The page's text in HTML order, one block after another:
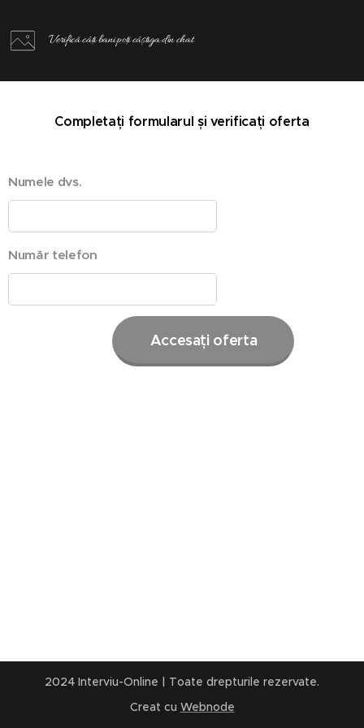
Verifică câți bani poți câștiga din chat
Completați formularul și verificați oferta
Numele dvs.
Număr telefon
Accesați oferta
2024 Interviu-Online | Toate drepturile rezervate.
Creat cu Webnode